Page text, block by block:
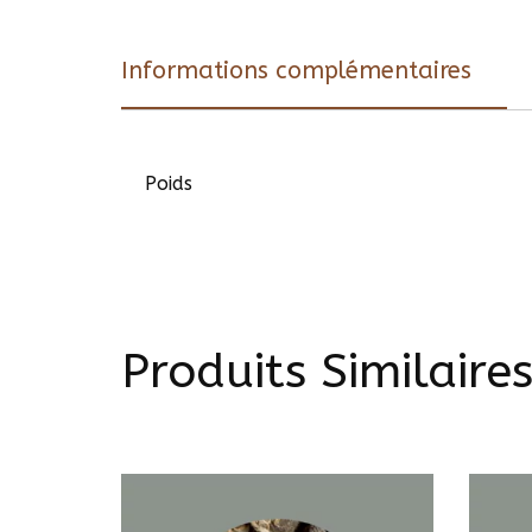
Informations complémentaires
Poids
Produits Similaires